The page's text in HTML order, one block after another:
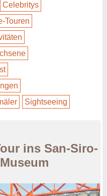
Celebritys
Touren
Sightseeing
ins San-Siro-